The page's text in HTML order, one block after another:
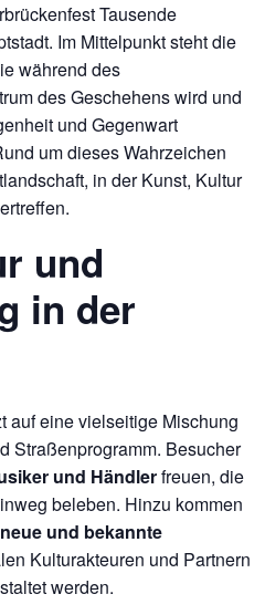
Tausende
Im Mittelpunkt steht die
während des
des Geschehens wird und
und Gegenwart
um dieses Wahrzeichen
in der Kunst, Kultur
und
in der
auf eine vielseitige Mischung
Straßenprogramm. Besucher
und Händlerfreuen, die
beleben. Hinzu kommen
neue und bekannte
Kulturakteuren und Partnern
werden.